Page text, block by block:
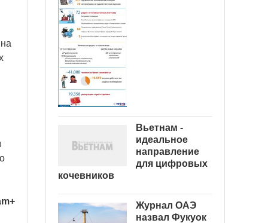
Вьетнам -
идеальное
направление
для цифровых
кочевников
Журнал ОАЭ
назвал Фукуок